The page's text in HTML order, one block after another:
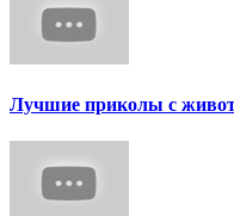
Лучшие приколы с